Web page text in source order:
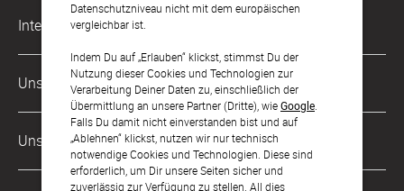
Datenschutzniveau nicht mit dem europäischen
vergleichbar ist.
Indem Du auf „Erlauben“ klickst, stimmst Du der
Nutzung dieser Cookies und Technologien zur
Verarbeitung Deiner Daten zu, einschließlich der
Übermittlung an unsere Partner (Dritte), wieGoogle
Falls Du damit nicht einverstanden bist und auf
„Ablehnen“ klickst, nutzen wir nur technisch
notwendige Cookies und Technologien. Diese sind
erforderlich, um Dir unsere Seiten sicher und
zuverlässig zur Verfügung zu stellen. All dies
Impressum
AGB & Widerrufsrecht
Zahlung & Versand
Datenschutz
Barrierefreiheitserklärung
LLM's
Musterkarten
Digitale Gästelisten
FAQ & Hilfe
International
Österreich
Schweiz
Frankreich
Unsere Zahlungsarten
Unsere Partner